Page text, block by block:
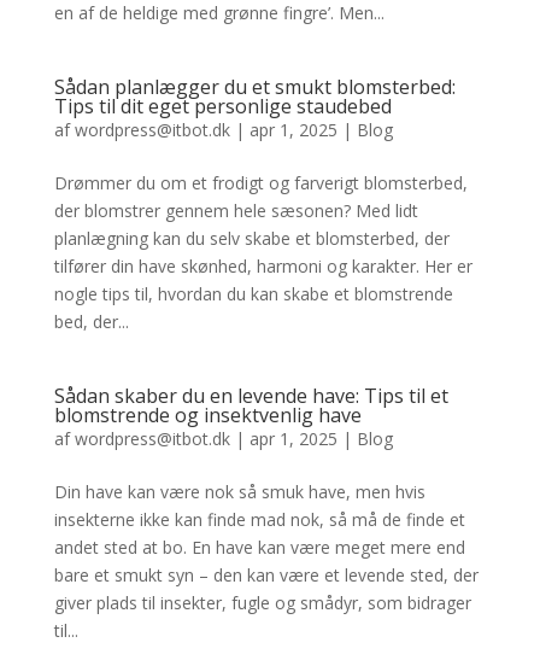
en af de heldige med grønne fingre’. Men...
Sådan planlægger du et smukt blomsterbed:
Tips til dit eget personlige staudebed
afwordpress@itbot.dk| apr 1, 2025 | Blog
Drømmer du om et frodigt og farverigt blomsterbed,
der blomstrer gennem hele sæsonen? Med lidt
planlægning kan du selv skabe et blomsterbed, der
tilfører din have skønhed, harmoni og karakter. Her er
nogle tips til, hvordan du kan skabe et blomstrende
bed, der...
Sådan skaber du en levende have: Tips til et
blomstrende og insektvenlig have
afwordpress@itbot.dk| apr 1, 2025 | Blog
Din have kan være nok så smuk have, men hvis
insekterne ikke kan finde mad nok, så må de finde et
andet sted at bo. En have kan være meget mere end
bare et smukt syn – den kan være et levende sted, der
giver plads til insekter, fugle og smådyr, som bidrager
til...